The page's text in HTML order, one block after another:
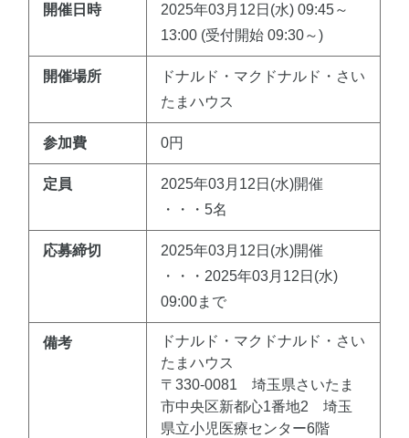
開催日時
2025年03月12日(水) 09:45～
13:00 (受付開始 09:30～)
開催場所
ドナルド・マクドナルド・さい
たまハウス
参加費 0円
定員
2025年03月12日(水)開催
・・・5名
応募締切
2025年03月12日(水)開催
・・・2025年03月12日(水)
09:00まで
備考
ドナルド・マクドナルド・さい
たまハウス
〒330-0081 埼玉県さいたま
市中央区新都心1番地2 埼玉
県立小児医療センター6階